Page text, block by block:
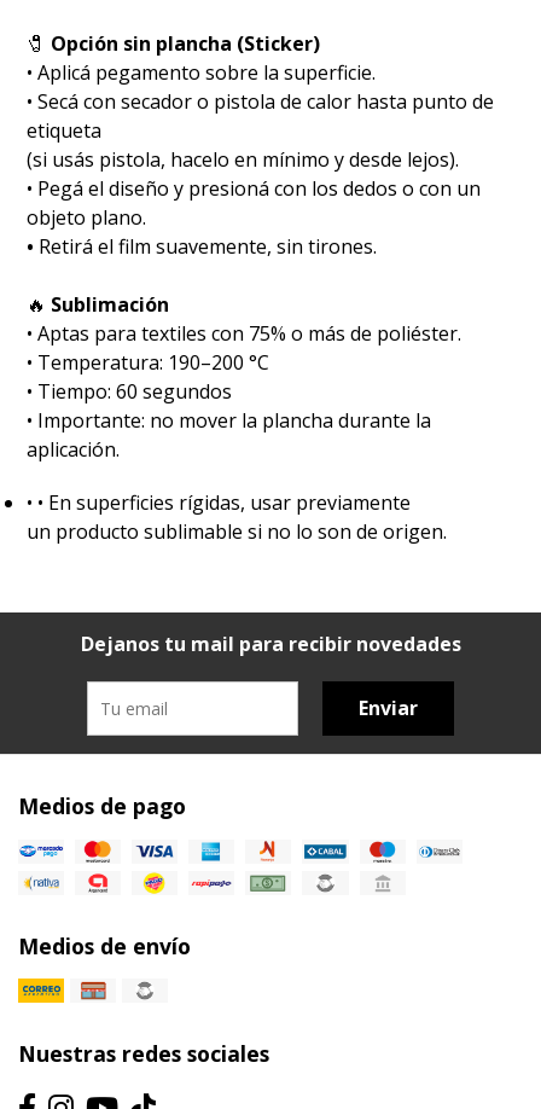
🧷 Opción sin plancha (Sticker)
• Aplicá pegamento sobre la superficie.
• Secá con secador o pistola de calor hasta punto de
etiqueta
(si usás pistola, hacelo en mínimo y desde lejos).
• Pegá el diseño y presioná con los dedos o con un
objeto plano.
• Retirá el film suavemente, sin tirones.
🔥 Sublimación
•⁠ ⁠Aptas para textiles con 75% o más de poliéster.
•⁠ ⁠Temperatura: 190–200 °C
•⁠ ⁠Tiempo: 60 segundos
•⁠ ⁠Importante: no mover la plancha durante la
aplicación.
•⁠ ⁠• En superficies rígidas, usar previamente
un producto sublimable si no lo son de origen.
Dejanos tu mail para recibir novedades
Enviar
Medios de pago
Medios de envío
Nuestras redes sociales